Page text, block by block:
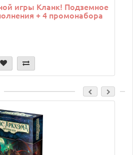
игры Кланк! Подземное
+ 4 промонабора